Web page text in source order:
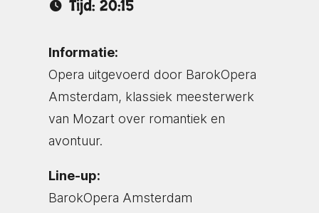
Tijd: 20:15
Informatie:
Opera uitgevoerd door BarokOpera
Amsterdam, klassiek meesterwerk
van Mozart over romantiek en
avontuur.
Line-up:
BarokOpera Amsterdam